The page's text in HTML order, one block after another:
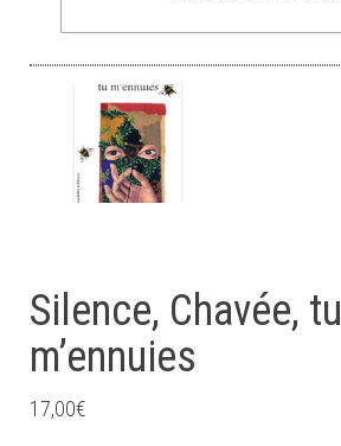
Silence, Chavée, tu
m’ennuies
17,00€